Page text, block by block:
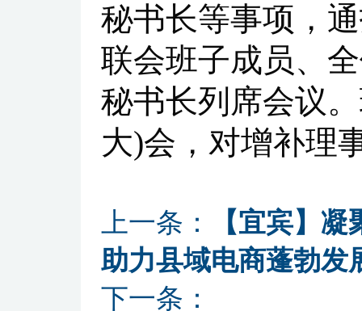
秘书长等事项，
联会班子成员、
秘书长列席会议
大)会，对增补理
上一条：
【宜宾】
助力县域电商蓬勃发
下一条：